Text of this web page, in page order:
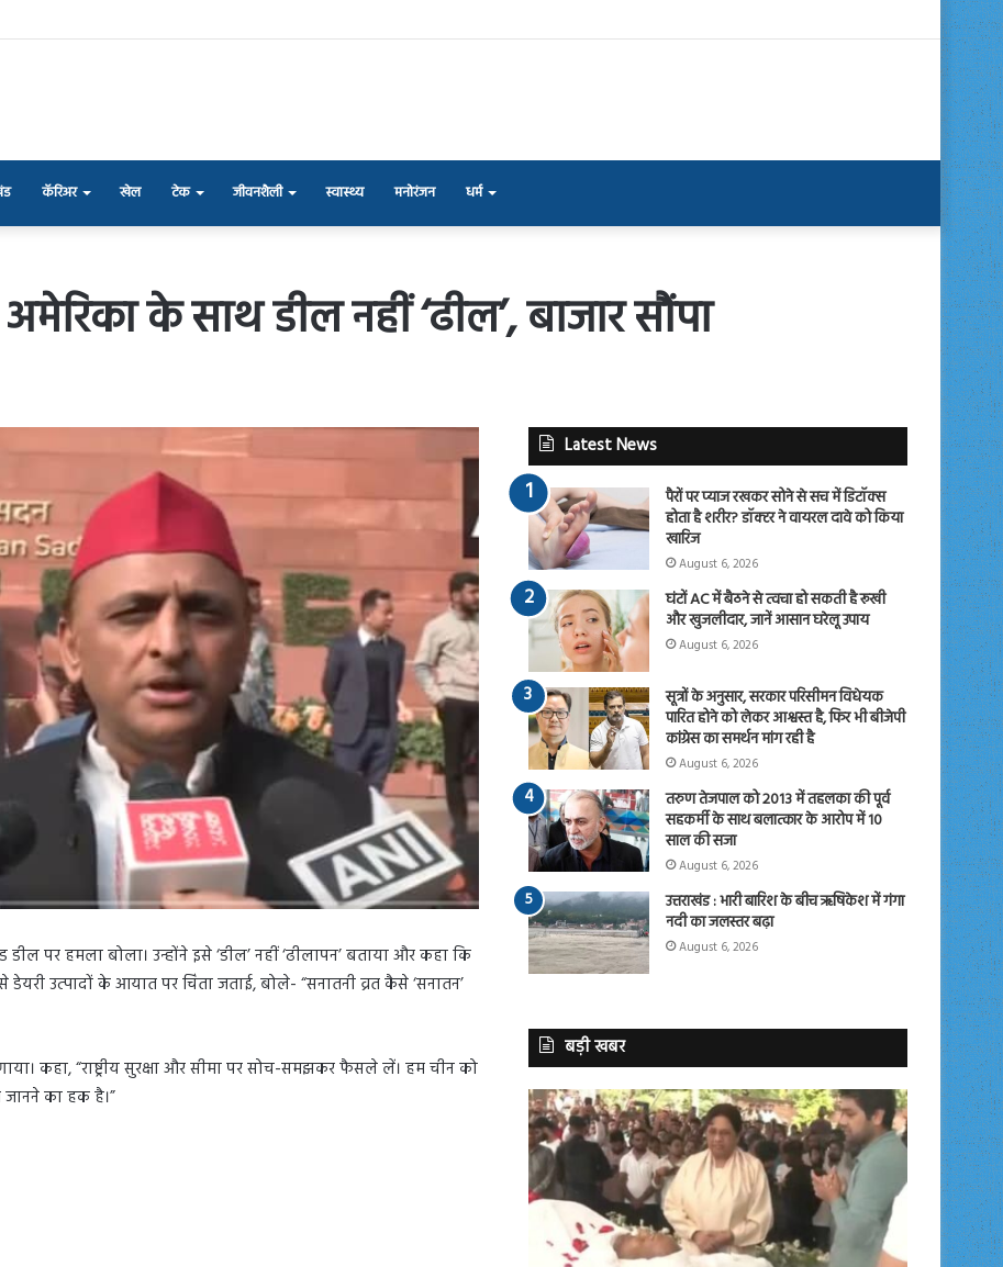
कॅरिअर खेल टेक जीवनशैली स्वास्थ्य मनोरंजन धर्म
के साथ डील नहीं ‘ढील’, बाजार सौंपा
पर हमला बोला। उन्होंने इसे ‘डील’ नहीं ‘ढीलापन’ बताया और कहा कि
उत्पादों के आयात पर चिंता जताई, बोले- “सनातनी व्रत कैसे ‘सनातन’
कहा, “राष्ट्रीय सुरक्षा और सीमा पर सोच-समझकर फैसले लें। हम चीन को
जानने का हक है।”
Latest News
पैरों पर प्याज रखकर सोने से सच में डिटॉक्स
होता है शरीर? डॉक्टर ने वायरल दावे को किया
खारिज
August 6, 2026
घंटों AC में बैठने से त्वचा हो सकती है रूखी
और खुजलीदार, जानें आसान घरेलू उपाय
August 6, 2026
सूत्रों के अनुसार, सरकार परिसीमन विधेयक
पारित होने को लेकर आश्वस्त है, फिर भी बीजेपी
कांग्रेस का समर्थन मांग रही है
August 6, 2026
तरुण तेजपाल को 2013 में तहलका की पूर्व
सहकर्मी के साथ बलात्कार के आरोप में 10
साल की सजा
August 6, 2026
उत्तराखंड : भारी बारिश के बीच ऋषिकेश में गंगा
नदी का जलस्तर बढ़ा
August 6, 2026
बड़ी खबर